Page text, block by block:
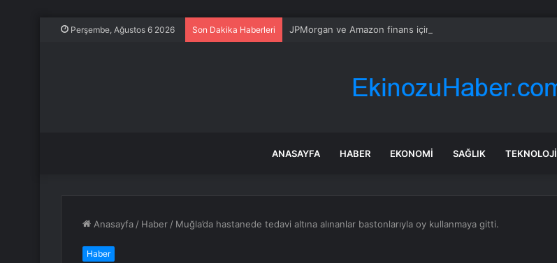
Perşembe, Ağustos 6 2026 Son Dakika Haberleri JPMorgan ve Amazon finans için kuantum araçları geliştirdi
ANASAYFA HABER EKONOMI SAĞLIK TEKNOLOJI
Anasayfa / Haber / Muğla’da hastanede tedavi altına alınanlar bastonlarıyla oy kullanmaya gitti.
Haber